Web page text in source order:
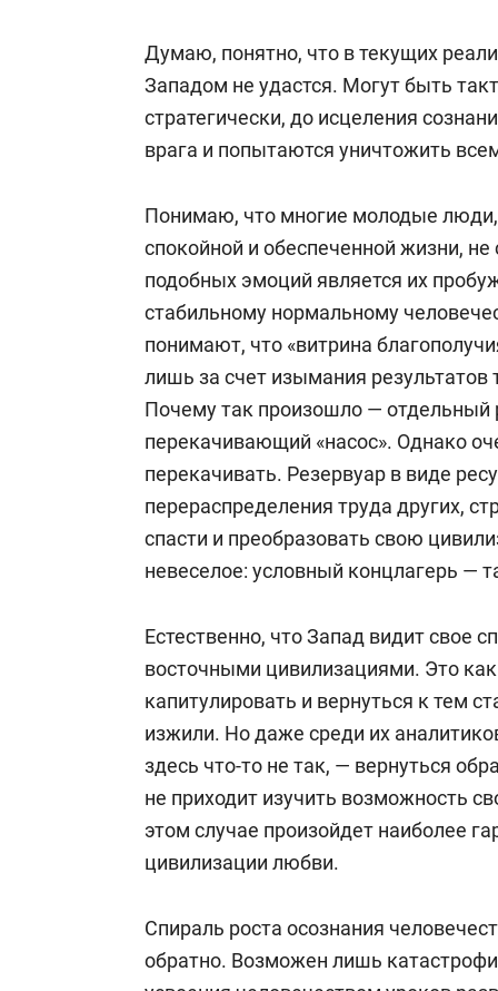
Думаю, понятно, что в текущих
Западом не удастся. Могут быть
стратегически, до исцеления
врага и попытаются уничтожить
Понимаю, что многие молодые
спокойной и обеспеченной жизни,
подобных эмоций является их
стабильному нормальному
понимают, что «витрина
лишь за счет изымания результатов
Почему так произошло — отдельный
перекачивающий «насос». Однако
перекачивать. Резервуар в виде
перераспределения труда других,
спасти и преобразовать свою
невеселое: условный концлагерь —
Естественно, что Запад видит свое
восточными цивилизациями. Это
капитулировать и вернуться к тем
изжили. Но даже среди их
здесь что-то не так, — вернуться
не приходит изучить возможность
этом случае произойдет наиболее
цивилизации любви.
Спираль роста осознания
обратно. Возможен лишь